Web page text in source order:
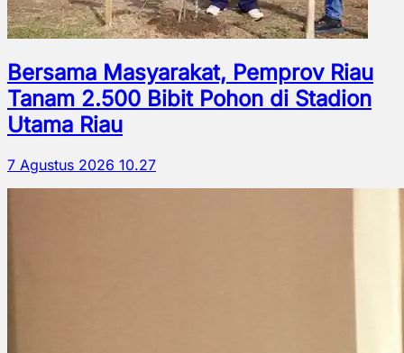
Bersama Masyarakat, Pemprov Riau
Tanam 2.500 Bibit Pohon di Stadion
Utama Riau
7 Agustus 2026 10.27